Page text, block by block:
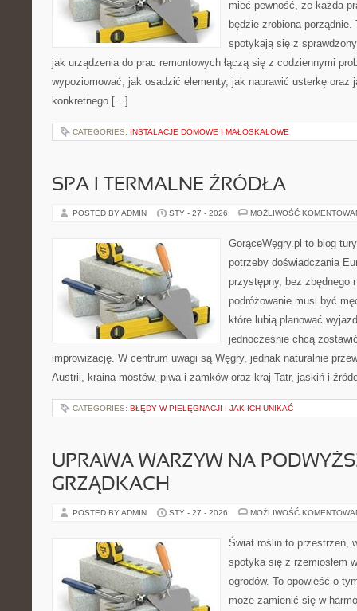
mieć pewność, że każda
będzie zrobiona
spotykają się z
jak urządzenia do prac remontowych łączą się z codziennymi
wypoziomować, jak osadzić elementy, jak naprawić usterkę oraz
konkretnego […]
CATEGORIES: INSTALACJE DOMOWE I MAŁOSKALOWE
SPA I TERMALNE ŹRÓDŁA
POSTED BY ADMIN STY - 27 - 2026 MOŻLIWOŚĆ
GorąceWęgry.pl to blog
potrzeby doświadczania
przystępny, bez zbędnego
podróżowanie musi być
które lubią planować
jednocześnie chcą
improwizację. W centrum uwagi są Węgry, jednak naturalnie
Austrii, kraina mostów, piwa i zamków oraz kraj Tatr, jaskiń i
CATEGORIES: BŁĘDY W PIELĘGNACJI I JAK ICH UNIKAĆ
UPRAWA WARZYW NA
GRZĄDKACH
POSTED BY ADMIN STY - 27 - 2026 MOŻLIWOŚĆ
Świat roślin to przestrzeń,
spotyka się z rzemiosłem
ogrodów. To opowieść o
może zamienić się w